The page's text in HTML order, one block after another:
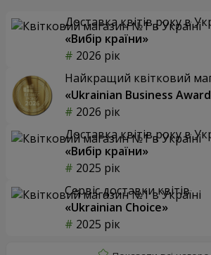
Доставка квітів року в
«Вибір країни»
2026 рік
Найкращий квітковий
«Ukrainian Business
2026 рік
Доставка квітів року в
«Вибір країни»
2025 рік
Сервіс доставки квітів
«Ukrainian Choice»
2025 рік